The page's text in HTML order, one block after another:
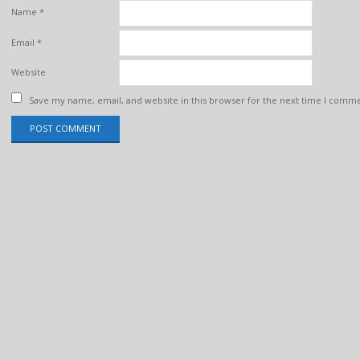
Name *
Email *
Website
Save my name, email, and website in this browser for the next time I